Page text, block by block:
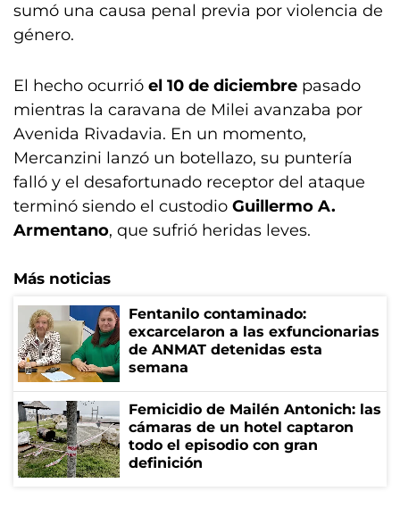
sumó una causa penal previa por violencia de
género.
El hecho ocurrió el 10 de diciembre pasado
mientras la caravana de Milei avanzaba por
Avenida Rivadavia. En un momento,
Mercanzini lanzó un botellazo, su puntería
falló y el desafortunado receptor del ataque
terminó siendo el custodio Guillermo A.
Armentano, que sufrió heridas leves.
Más noticias
Fentanilo contaminado:
excarcelaron a las exfuncionarias
de ANMAT detenidas esta
semana
Femicidio de Mailén Antonich: las
cámaras de un hotel captaron
todo el episodio con gran
definición